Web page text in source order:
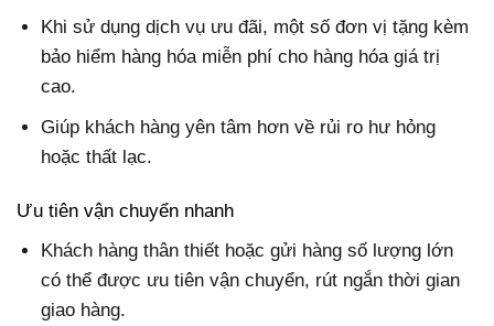
Khi sử dụng dịch vụ ưu đãi, một số đơn vị tặng kèm
bảo hiểm hàng hóa miễn phí cho hàng hóa giá trị
cao.
Giúp khách hàng yên tâm hơn về rủi ro hư hỏng
hoặc thất lạc.
Ưu tiên vận chuyển nhanh
Khách hàng thân thiết hoặc gửi hàng số lượng lớn
có thể được ưu tiên vận chuyển, rút ngắn thời gian
giao hàng.